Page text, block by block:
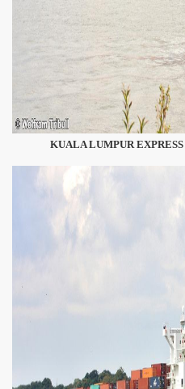
KUALA LUMPUR EXPRESS